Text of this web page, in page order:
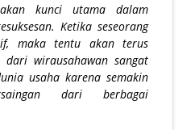
kunci utama dalam
Ketika seseorang
maka tentu akan terus
dari wirausahawan sangat
usaha karena semakin
dari berbagai